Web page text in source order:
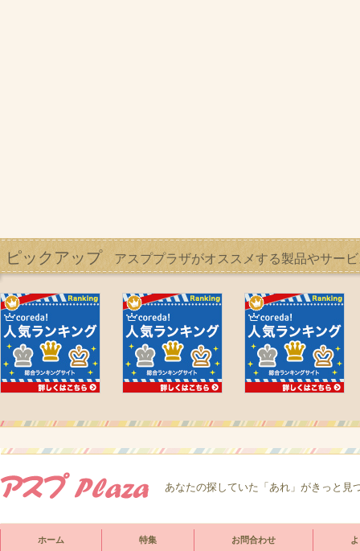
ピックアップ アスププラザがオススメする製品やサー
あなたの探していた「あれ」がきっと見
ホーム 特集 お問合わせ